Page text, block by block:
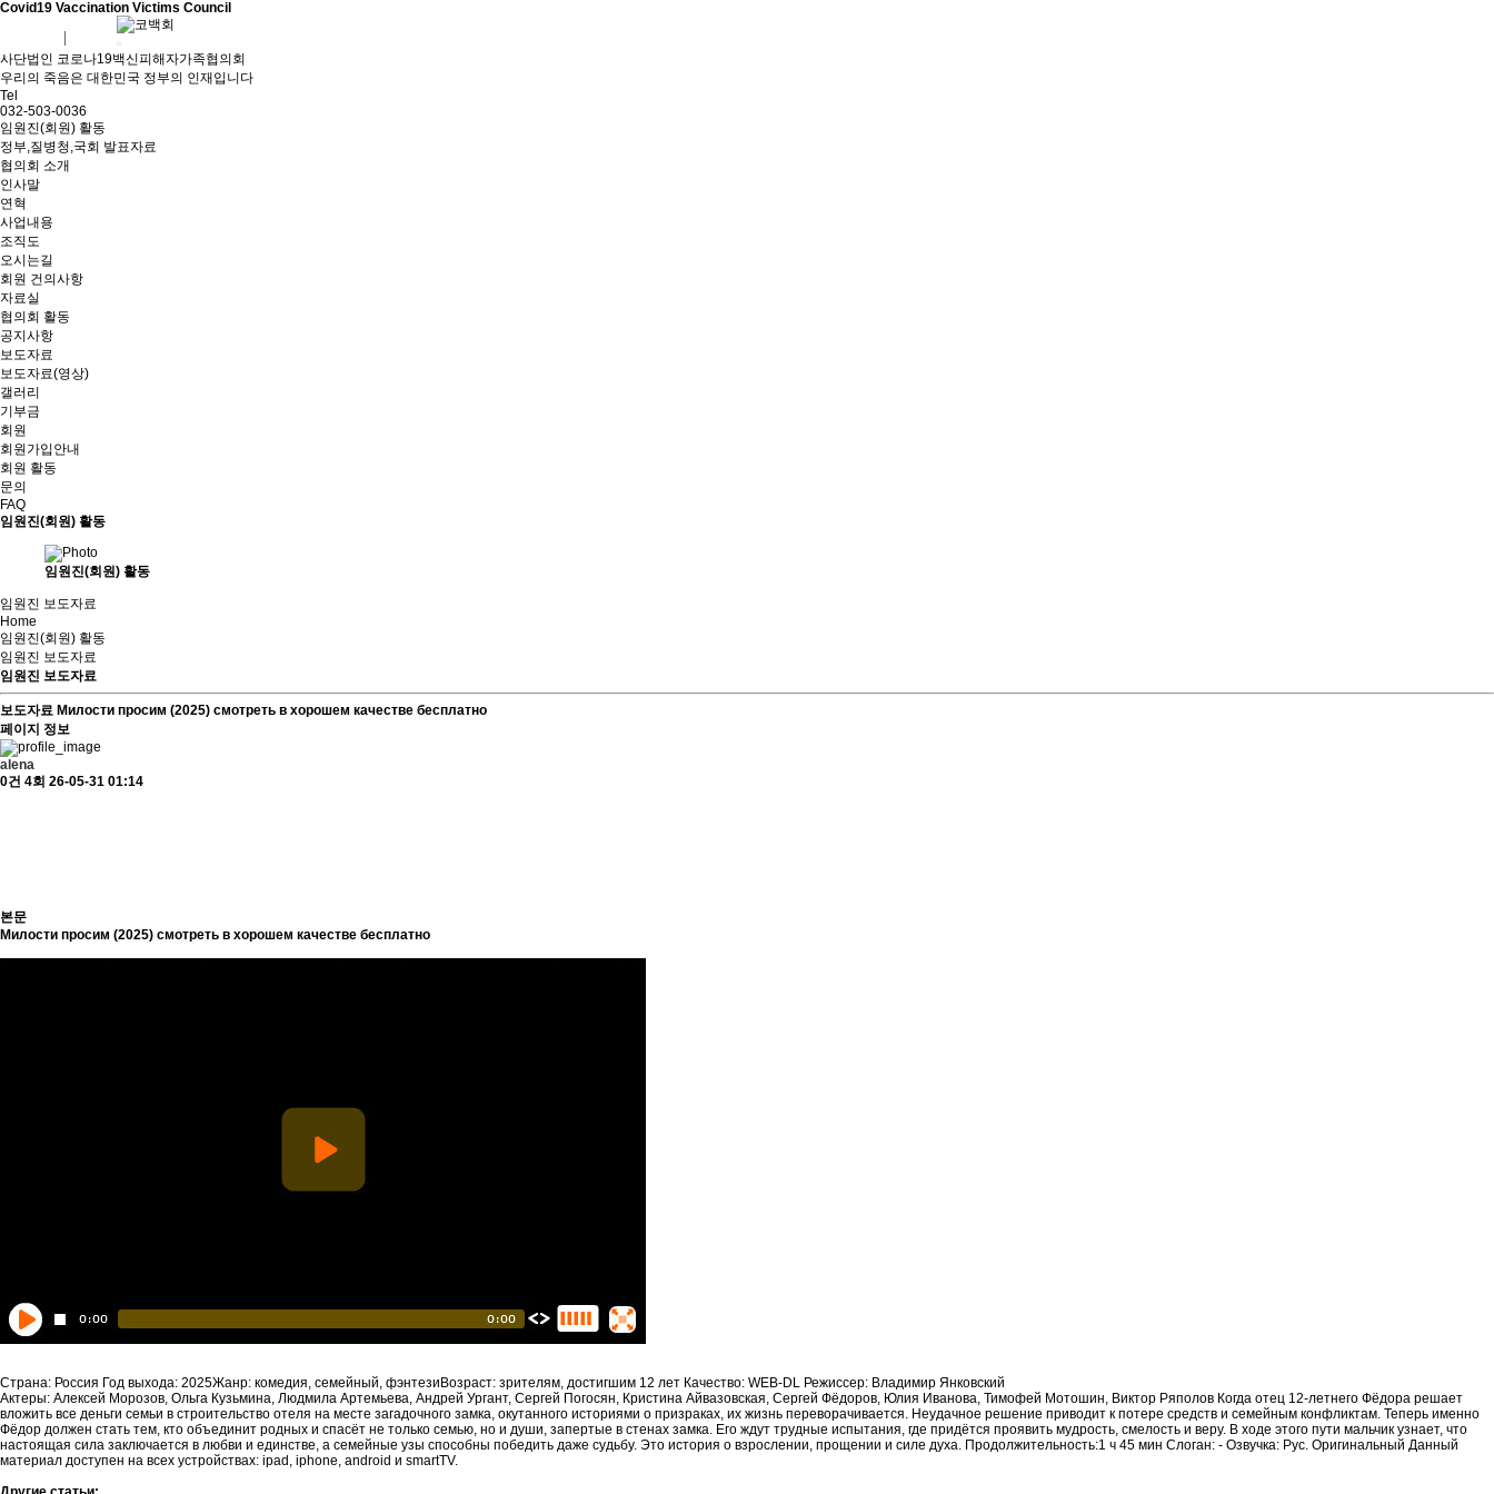
Covid19 Vaccination Victims Council
사단법인 코로나19백신피해자가족협의회
우리의 죽음은 대한민국 정부의 인재입니다
Tel
032-503-0036
임원진(회원) 활동
정부,질병청,국회 발표자료
협의회 소개
인사말
연혁
사업내용
조직도
오시는길
회원 건의사항
자료실
협의회 활동
공지사항
보도자료
보도자료(영상)
갤러리
기부금
회원
회원가입안내
회원 활동
문의
FAQ
임원진(회원) 활동
임원진(회원) 활동
임원진 보도자료
Home
임원진(회원) 활동
임원진 보도자료
임원진 보도자료
보도자료 Милости просим (2025) смотреть в хорошем качестве бесплатно
페이지 정보
alena
0건 4회 26-05-31 01:14
본문
Милости просим (2025) смотреть в хорошем качестве бесплатно
Страна: Россия Год выхода: 2025Жанр: комедия, семейный, фэнтезиВозраст: зрителям, достигшим 12 лет Качество: WEB-DL Режиссер: Владимир Янковский
Актеры: Алексей Морозов, Ольга Кузьмина, Людмила Артемьева, Андрей Ургант, Сергей Погосян, Кристина Айвазовская, Сергей Фёдоров, Юлия Иванова, Тимофей Мотошин, Виктор Ряполов Когда отец 12-летнего Фёдора решает
вложить все деньги семьи в строительство отеля на месте загадочного замка, окутанного историями о призраках, их жизнь переворачивается. Неудачное решение приводит к потере средств и семейным конфликтам. Теперь именно
Фёдор должен стать тем, кто объединит родных и спасёт не только семью, но и души, запертые в стенах замка. Его ждут трудные испытания, где придётся проявить мудрость, смелость и веру. В ходе этого пути мальчик узнает, что
настоящая сила заключается в любви и единстве, а семейные узы способны победить даже судьбу. Это история о взрослении, прощении и силе духа. Продолжительность:1 ч 45 мин Слоган: - Озвучка: Рус. Оригинальный Данный
материал доступен на всех устройствах: ipad, iphone, android и smartTV.